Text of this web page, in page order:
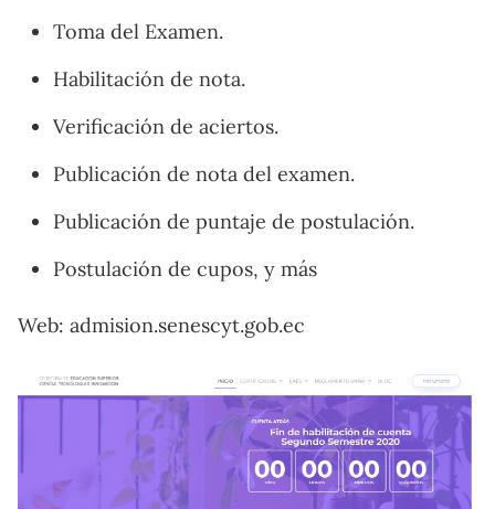
Toma del Examen.
Habilitación de nota.
Verificación de aciertos.
Publicación de nota del examen.
Publicación de puntaje de postulación.
Postulación de cupos, y más
Web: admision.senescyt.gob.ec